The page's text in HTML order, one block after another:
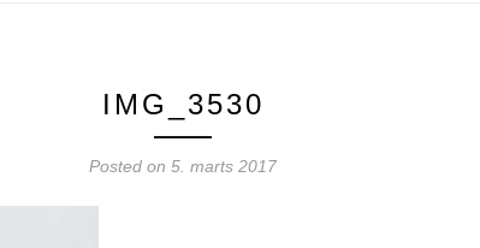
IMG_3530
Posted on 5. marts 2017